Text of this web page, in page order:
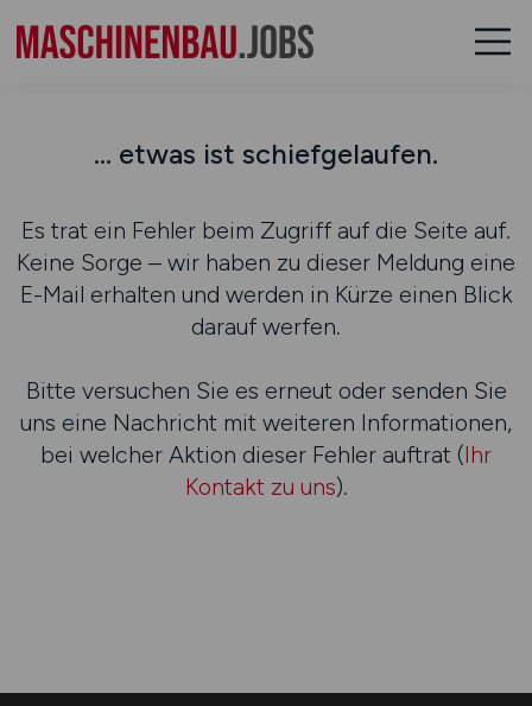
... etwas ist schiefgelaufen.
Es trat ein Fehler beim Zugriff auf die Seite auf.
Keine Sorge – wir haben zu dieser Meldung eine
E-Mail erhalten und werden in Kürze einen Blick
darauf werfen.
Bitte versuchen Sie es erneut oder senden Sie
uns eine Nachricht mit weiteren Informationen,
bei welcher Aktion dieser Fehler auftrat (Ihr
Kontakt zu uns).